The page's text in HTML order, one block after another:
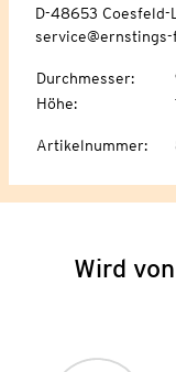
D-48653 Coesfeld-
Durchmesser:
Höhe:
Artikelnummer:
Wird